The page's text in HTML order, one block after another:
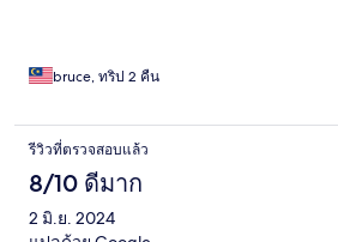
bruce, ทริป 2 คืน
รีวิวที่ตรวจสอบแล้ว
8/10 ดีมาก
2 มิ.ย. 2024